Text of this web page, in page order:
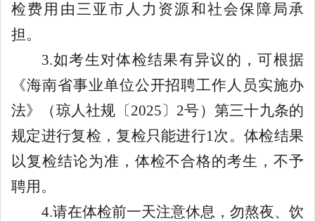
检费用由三亚市人力资源和社会保障局承
担。
3.如考生对体检结果有异议的，可根据
《海南省事业单位公开招聘工作人员实施办
法》（琼人社规 〔2025〕 2号） 第三十九条的
规定进行复检 ，复检只能进行1次。体检结果
以复检结论为准， 体检不合格的考生，不予
聘用。
4.请在体检前一天注意休息，勿熬夜、饮